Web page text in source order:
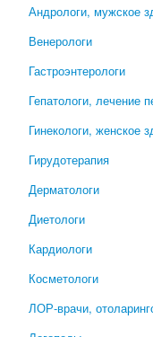
Андрологи, мужское
Венерологи
Гастроэнтерологи
Гепатологи, лечение
Гинекологи, женское
Гирудотерапия
Дерматологи
Диетологи
Кардиологи
Косметологи
ЛОР-врачи,